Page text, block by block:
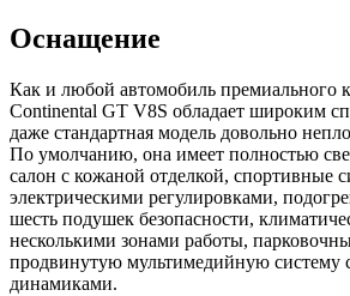
Оснащение
Как и любой автомобиль премиального
Continental GT V8S обладает широким
даже стандартная модель довольно
По умолчанию, она имеет полностью
салон с кожаной отделкой, спортивные
электрическими регулировками,
шесть подушек безопасности,
несколькими зонами работы,
продвинутую мультимедийную систему
динамиками.